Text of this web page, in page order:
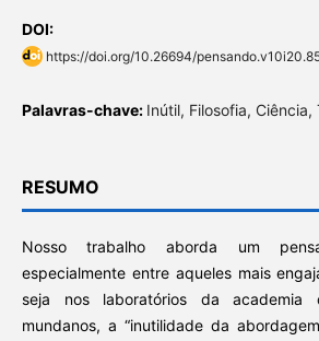
DOI:
https://doi.org/10.26694/
Palavras-chave: Inútil, Filosofia, Ciência,
RESUMO
Nosso trabalho aborda um
especialmente entre aqueles mais
seja nos laboratórios da academia
mundanos, a “inutilidade da